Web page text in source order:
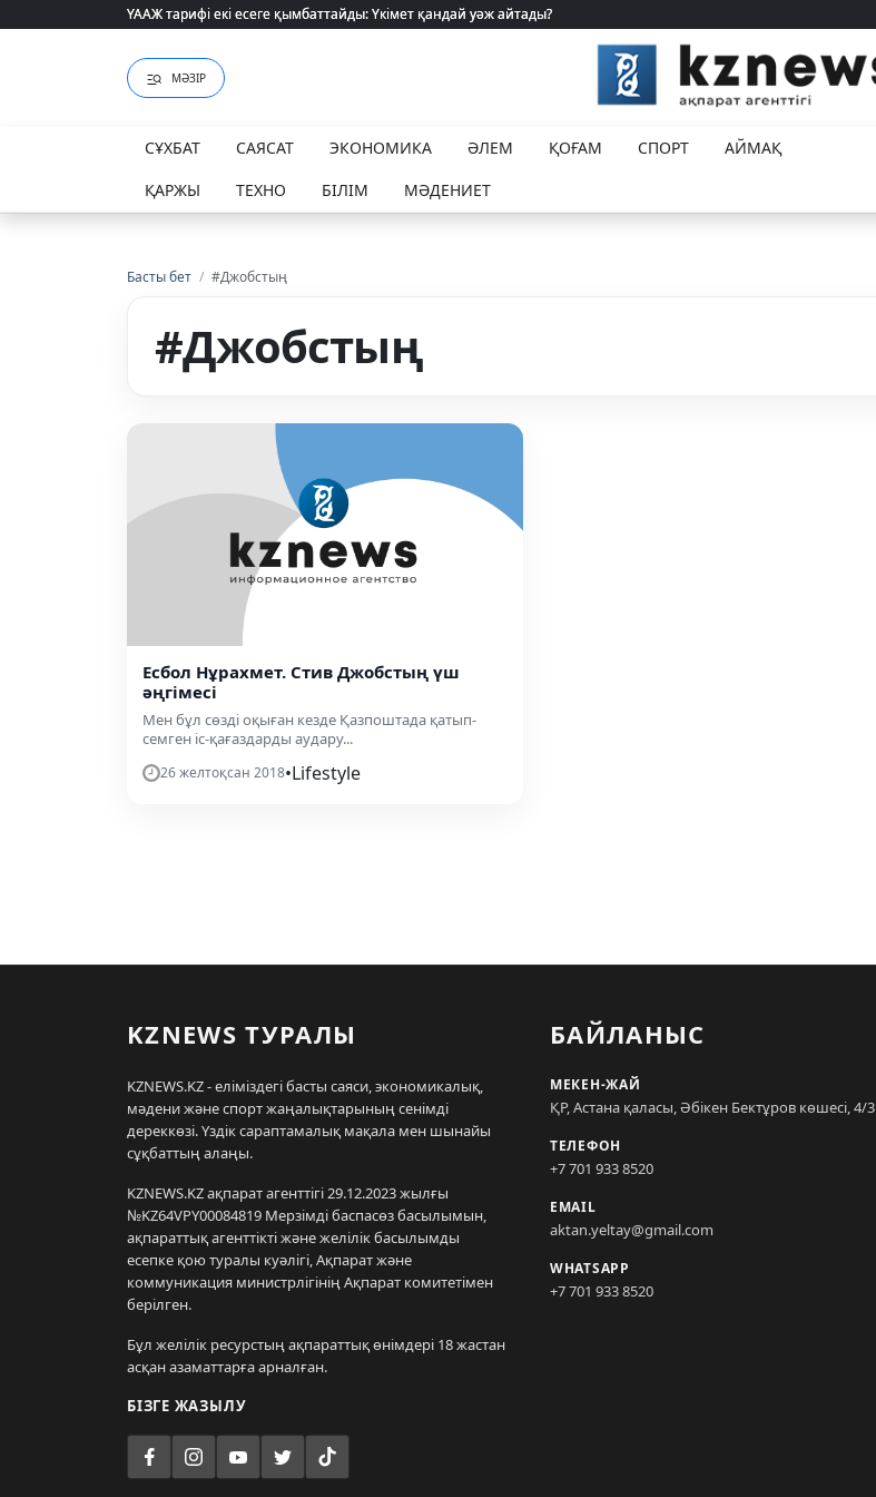
ҮААЖ тарифі екі есеге қымбаттайды: Үкімет қандай уәж айтады?
ҮААЖ тарифі екі есеге қымбаттайды: Үкімет қандай уәж айтады?
МӘЗІР
СҰХБАТ САЯСАТ ЭКОНОМИКА ӘЛЕМ ҚОҒАМ СПОРТ
АЙМАҚ
ҚАРЖЫ
ТЕХНО БІЛІМ МӘДЕНИЕТ
Басты бет / #Джобстың
#Джобстың
Есбол Нұрахмет. Стив Джобстың үш
әңгімесі
Мен бұл сөзді оқыған кезде Қазпоштада қатып-
семген іс-қағаздарды аудару...
26 желтоқсан 2018•Lifestyle
KZNEWS ТУРАЛЫ
KZNEWS.KZ - еліміздегі басты саяси, экономикалық,
мәдени және спорт жаңалықтарының сенімді
дереккөзі. Үздік сараптамалық мақала мен шынайы
сұқбаттың алаңы.
KZNEWS.KZ ақпарат агенттігі 29.12.2023 жылғы
№KZ64VPY00084819 Мерзімді баспасөз басылымын,
ақпараттық агенттікті және желілік басылымды
есепке қою туралы куәлігі, Ақпарат және
коммуникация министрлігінің Ақпарат комитетімен
берілген.
Бұл желілік ресурстың ақпараттық өнімдері 18 жастан
асқан азаматтарға арналған.
БІЗГЕ ЖАЗЫЛУ
БАЙЛАНЫС
МЕКЕН-ЖАЙ
ҚР, Астана қаласы, Әбікен Бектұров көшесі, 4/3
ТЕЛЕФОН
+7 701 933 8520
EMAIL
aktan.yeltay@gmail.com
WHATSAPP
+7 701 933 8520